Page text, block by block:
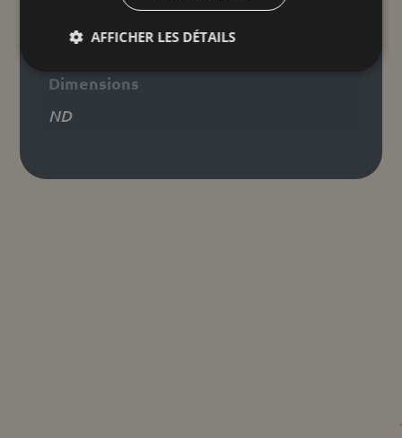
ND
Dimensions
ND
AFFICHER LES DÉTAILS